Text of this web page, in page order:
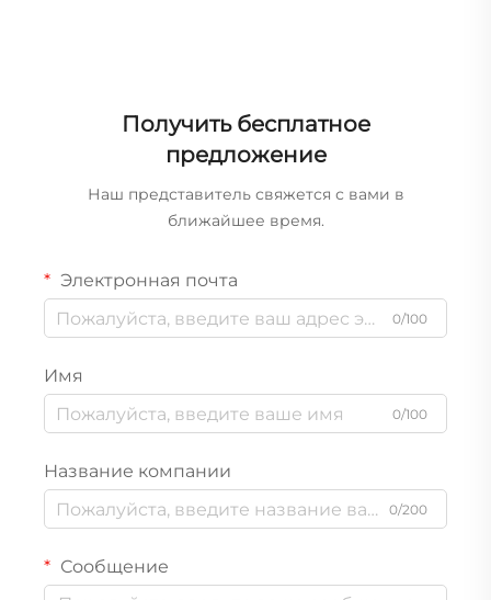
Получить бесплатное
предложение
Наш представитель свяжется с вами в
ближайшее время.
Электронная почта
0/100
Имя
0/100
Название компании
0/200
Сообщение